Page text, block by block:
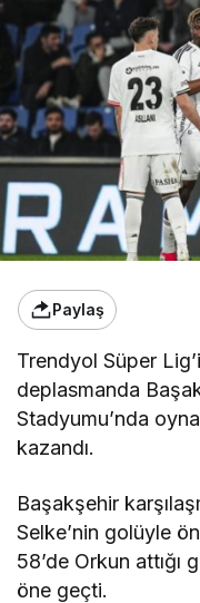
Paylaş
Trendyol Süper
deplasmanda
Stadyumu’nda
kazandı.
Başakşehir
Selke’nin golüyle
58’de Orkun attığı
öne geçti.